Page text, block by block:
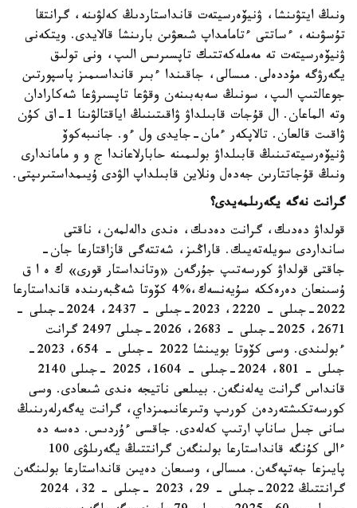
ونىڭ ايتۋىنشا، ۋنيۆەرسيتەت قانداستاردىڭ كەلۋىنە، گرانتقا
تۇسۋىنە، ءساتتى ءتامامداپ شىعۋىن بارىنشا قالايدى. ويتكەنى
ۋنيۆەرسيتەت تە مەملەكەتتىك تاپسىرىس الىپ، ونى تولىق
يگەرۋگە مۇددەلى. مىسالى، جاقىندا ءبىر قانداسىمىز پاسپورتىن
جوعالتىپ الىپ، سونىڭ سەبەبىنەن وقۋعا تاپسىرۋعا شەكارادان
وتە الماعان. ال قۇجات قابىلداۋ ۋاقىتىنىڭ اياقتالۋىنا 1-اق كۇن
ۋاقىت قالعان. تالاپكەر ءمان-جايدى ول ءو. جانىبەكوۆ
ۋنيۆەرسيتەتىنىڭ قابىلداۋ بولىمىنە حابارلاعاندا ج و و ماماندارى
ونىڭ قۇجاتتارىن جەدەل ونلاين قابىلداپ الۋدى ۇيىمداستىرىپتى.
گرانت نەگە يگەرىلمەيدى؟
قولداۋ دەدىك، گرانت دەدىك، ەندى دالەلمەن، ناقتى
سانداردى سويلەتەيىك. قاراڭىز، شەتتەگى قازاقتارعا جان-
جاقتى قولداۋ كورسەتىپ جۇرگەن «وتانداستار قورى» ك ە ا ق
ۇسىنعان دەرەككە سۇيەنسەك،%4 كۆوتا شەڭبەرىندە قانداستارعا
2022-جىلى – 2220، 2023-جىلى – 2437، 2024-جىلى –
2671، 2025-جىلى – 2683، 2026-جىلى 2497 گرانت
ءبولىندى. وسى كۆوتا بويىنشا 2022 -جىلى – 654، 2023-
جىلى – 801، 2024-جىلى – 1604، 2025 -جىلى 2140
قانداس گرانت يەلەنگەن. بيىلعى ناتيجە ەندى شىعادى. وسى
كورسەتكىشتەردەن كورىپ وتىرعانىمىزداي، گرانت يەگەرلەرىنىڭ
سانى جىل ساناپ ارتىپ كەلەدى. جاقسى ءۇردىس. دەسە دە
ءالى كۇنگە قانداستارعا بولىنگەن گرانتتىڭ يگەرىلۋى 100
پايىزعا جەتپەگەن. مىسالى، وسىعان دەيىن قانداستارعا بولىنگەن
گرانتتىڭ 2022-جىلى – 29، 2023 -جىلى – 32، 2024